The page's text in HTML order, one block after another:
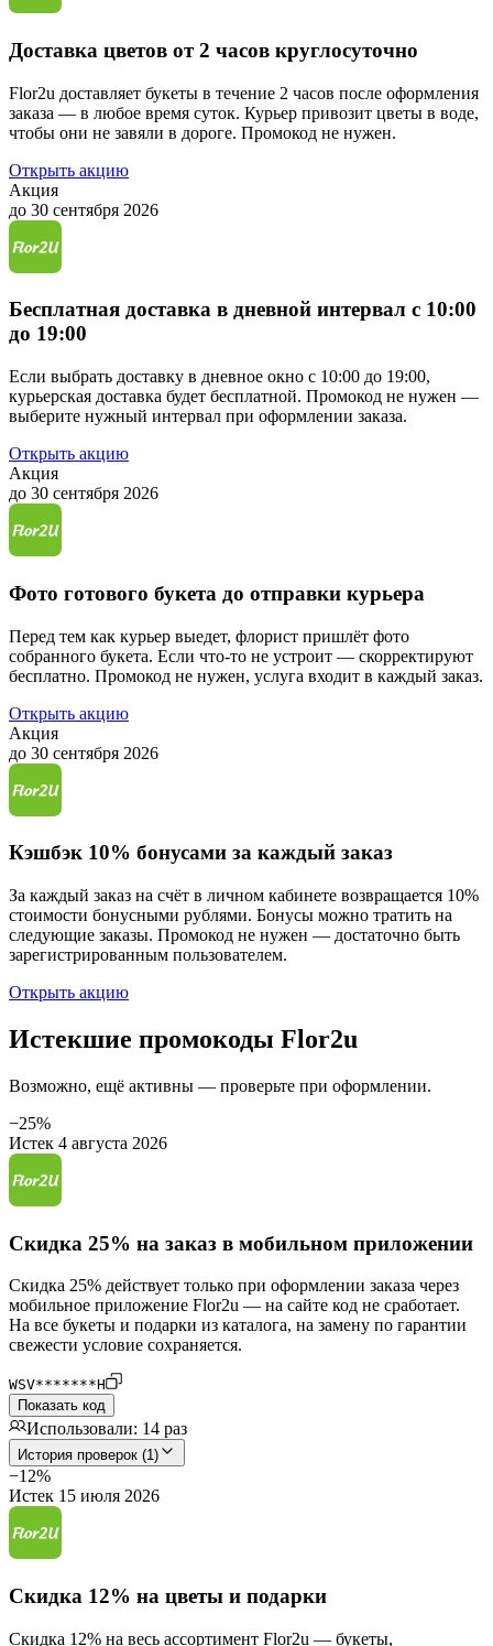
Доставка цветов от 2 часов круглосуточно
Flor2u доставляет букеты в течение 2 часов после оформления
заказа — в любое время суток. Курьер привозит цветы в воде,
чтобы они не завяли в дороге. Промокод не нужен.
Открыть акцию
Акция
до 30 сентября 2026
Бесплатная доставка в дневной интервал с 10:00
до 19:00
Если выбрать доставку в дневное окно с 10:00 до 19:00,
курьерская доставка будет бесплатной. Промокод не нужен —
выберите нужный интервал при оформлении заказа.
Открыть акцию
Акция
до 30 сентября 2026
Фото готового букета до отправки курьера
Перед тем как курьер выедет, флорист пришлёт фото
собранного букета. Если что-то не устроит — скорректируют
бесплатно. Промокод не нужен, услуга входит в каждый заказ.
Открыть акцию
Акция
до 30 сентября 2026
Кэшбэк 10% бонусами за каждый заказ
За каждый заказ на счёт в личном кабинете возвращается 10%
стоимости бонусными рублями. Бонусы можно тратить на
следующие заказы. Промокод не нужен — достаточно быть
зарегистрированным пользователем.
Открыть акцию
Истекшие промокоды Flor2u
Возможно, ещё активны — проверьте при оформлении.
−25%
Истек 4 августа 2026
Скидка 25% на заказ в мобильном приложении
Скидка 25% действует только при оформлении заказа через
мобильное приложение Flor2u — на сайте код не сработает.
На все букеты и подарки из каталога, на замену по гарантии
свежести условие сохраняется.
WSV*******H
Показать код
Использовали: 14 раз
История проверок (1)
−12%
Истек 15 июля 2026
Скидка 12% на цветы и подарки
Скидка 12% на весь ассортимент Flor2u — букеты,